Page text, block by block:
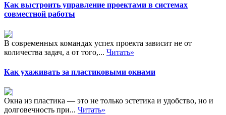
Как выстроить управление проектами в системах
совместной работы
В современных командах успех проекта зависит не от
количества задач, а от того,... Читать»
Как ухаживать за пластиковыми окнами
Окна из пластика — это не только эстетика и удобство, но и
долговечность при... Читать»